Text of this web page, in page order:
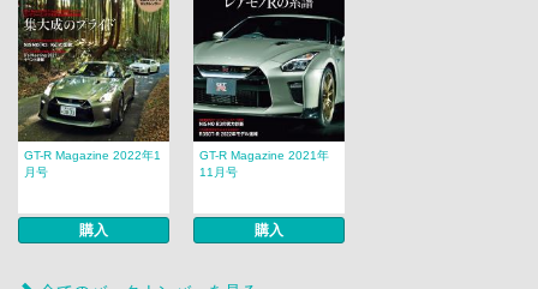
GT-R Magazine 2022年1
月号
購入
GT-R Magazine 2021年
11月号
購入